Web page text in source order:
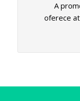
A
oferece